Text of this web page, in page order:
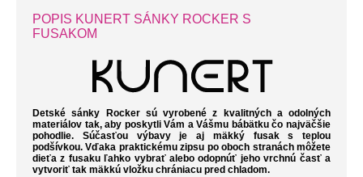
POPIS KUNERT SÁNKY ROCKER S
FUSAKOM
Detské sánky Rocker sú vyrobené z kvalitných a odolných
materiálov tak, aby poskytli Vám a Vášmu bábätku čo najväčšie
pohodlie. Súčasťou výbavy je aj mäkký fusak s teplou
podšívkou. Vďaka praktickému zipsu po oboch stranách môžete
dieťa z fusaku ľahko vybrať alebo odopnúť jeho vrchnú časť a
vytvoriť tak mäkkú vložku chrániacu pred chladom.